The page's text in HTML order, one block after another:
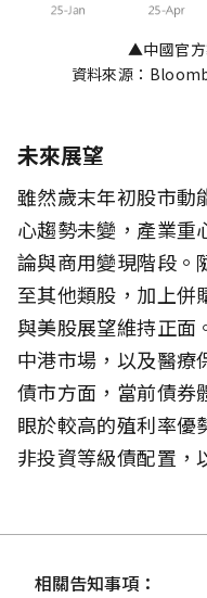
▲中國官方
資料來源：
未來展望
雖然歲末年初股市動
心趨勢未變，產業重
論與商用變現階段。
至其他類股，加上併
與美股展望維持正面
中港市場，以及醫療
債市方面，當前債券
眼於較高的殖利率優
非投資等級債配置，
相關告知事項：